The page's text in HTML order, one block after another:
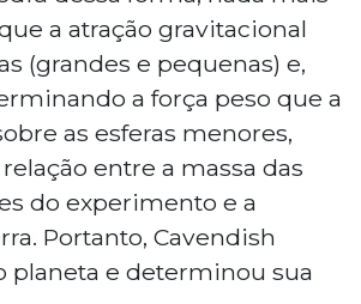
a atração gravitacional
(grandes e pequenas) e,
a força peso que a
as esferas menores,
entre a massa das
do experimento e a
Portanto, Cavendish
planeta e determinou sua